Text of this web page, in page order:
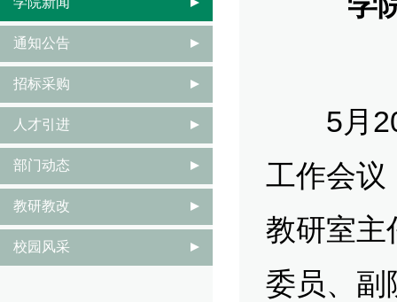
5月20
工作会议
教研室主
委员、副
通知公告
招标采购
人才引进
部门动态
教研教改
校园风采